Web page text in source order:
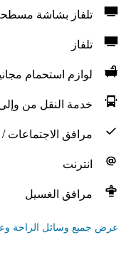
تلفاز بشاشة
تلفاز
لوازم استحمام
خدمة النقل من
مرافق الاجتماعات /
انترنت
مرافق الغسيل
عرض جميع وسائل الراحة